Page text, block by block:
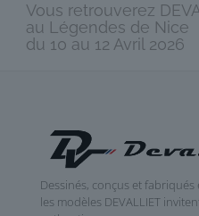
Vous retrouverez
au Légendes de Nice
du 10 au 12 Avril 2026
Dessinés, conçus et fabriqués
les modèles DEVALLIET